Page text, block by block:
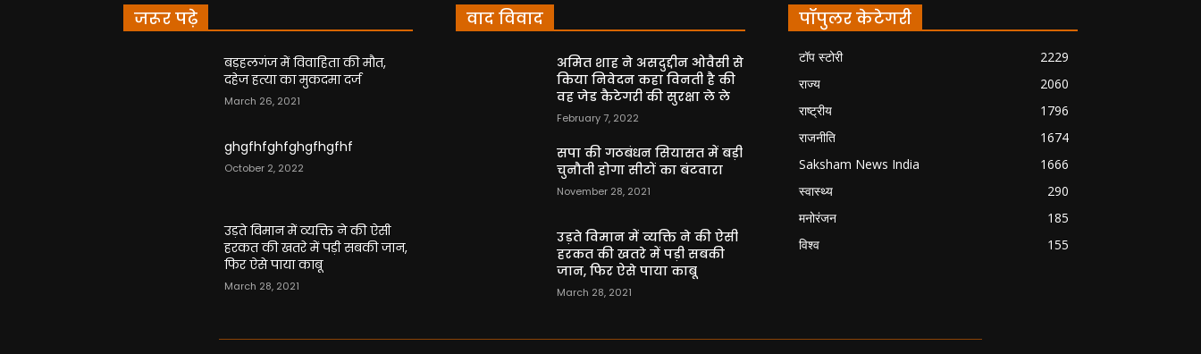
जरूर पढ़े
बड़हलगंज में विवाहिता की मौत,
दहेज हत्या का मुकदमा दर्ज
March 26, 2021
ghgfhfghfghgfhgfhf
October 2, 2022
उड़ते विमान में व्यक्ति ने की ऐसी
हरकत की खतरे में पड़ी सबकी जान,
फिर ऐसे पाया काबू
March 28, 2021
वाद विवाद
अमित शाह ने असदुद्दीन ओवैसी से
किया निवेदन कहा विनती है की
वह जेड कैटेगरी की सुरक्षा ले ले
February 7, 2022
सपा की गठबंधन सियासत में बड़ी
चुनौती होगा सीटों का बंटवारा
November 28, 2021
उड़ते विमान में व्यक्ति ने की ऐसी
हरकत की खतरे में पड़ी सबकी
जान, फिर ऐसे पाया काबू
March 28, 2021
पॉपुलर केटेगरी
टॉप स्टोरी
2229
राज्य
2060
राष्ट्रीय
1796
राजनीति
1674
Saksham News India
1666
स्वास्थ्य
290
मनोरंजन
185
विश्व
155